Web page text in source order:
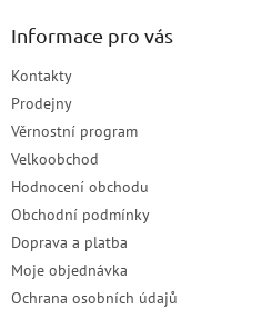
Informace pro vás
Kontakty
Prodejny
Věrnostní program
Velkoobchod
Hodnocení obchodu
Obchodní podmínky
Doprava a platba
Moje objednávka
Ochrana osobních údajů